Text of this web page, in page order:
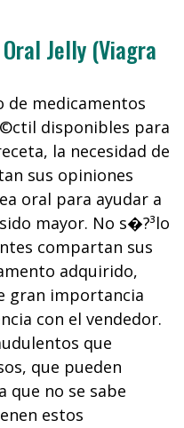
Jelly (Viagra
de medicamentos
disponibles para
la necesidad de
sus opiniones
oral para ayudar a
mayor. No s�?³lo
compartan sus
adquirido,
gran importancia
con el vendedor.
que
que pueden
que no se sabe
estos